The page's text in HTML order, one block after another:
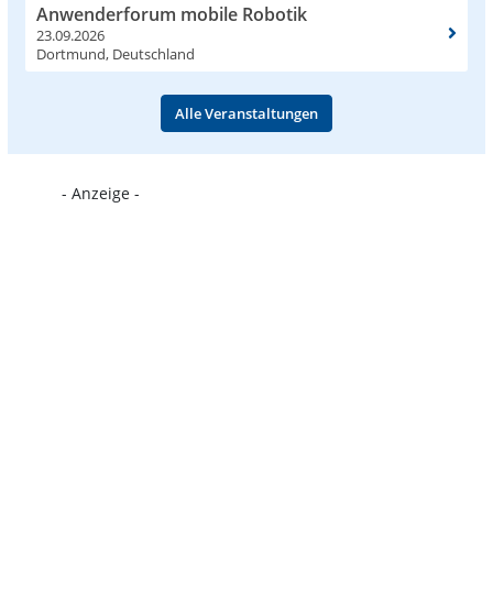
Anwenderforum mobile Robotik
23.09.2026
Dortmund, Deutschland
Alle Veranstaltungen
- Anzeige -